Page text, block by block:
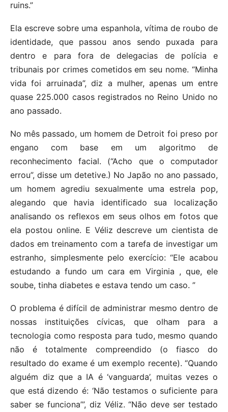
ruins.”
Ela escreve sobre uma espanhola, vítima de roubo de
identidade, que passou anos sendo puxada para
dentro e para fora de delegacias de polícia e
tribunais por crimes cometidos em seu nome. “Minha
vida foi arruinada”, diz a mulher, apenas um entre
quase 225.000 casos registrados no Reino Unido no
ano passado.
No mês passado, um homem de Detroit foi preso por
engano com base em um algoritmo de
reconhecimento facial. (“Acho que o computador
errou”, disse um detetive.) No Japão no ano passado,
um homem agrediu sexualmente uma estrela pop,
alegando que havia identificado sua localização
analisando os reflexos em seus olhos em fotos que
ela postou online. E Véliz descreve um cientista de
dados em treinamento com a tarefa de investigar um
estranho, simplesmente pelo exercício: “Ele acabou
estudando a fundo um cara em Virginia , que, ele
soube, tinha diabetes e estava tendo um caso. ”
O problema é difícil de administrar mesmo dentro de
nossas instituições cívicas, que olham para a
tecnologia como resposta para tudo, mesmo quando
não é totalmente compreendido (o fiasco do
resultado do exame é um exemplo recente). “Quando
alguém diz que a IA é ‘vanguarda’, muitas vezes o
que está dizendo é: ‘Não testamos o suficiente para
saber se funciona’”, diz Véliz. “Não deve ser testado